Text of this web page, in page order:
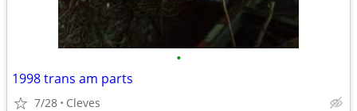
•
1998 trans am parts
7/28 Cleves